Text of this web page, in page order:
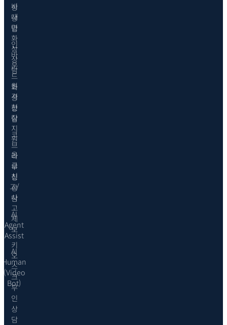
상
상
담
인
바
운
드
화
상
상
담
코
브
라
우
징
상
담
AI
Agent
Assist
AI
Human
(Video
Bot)
비
대
면
화
상
상
담
원
격
현
장
지
원
응
급
신
고/
사
고
제
보
키
오
스
크
무
인
상
담